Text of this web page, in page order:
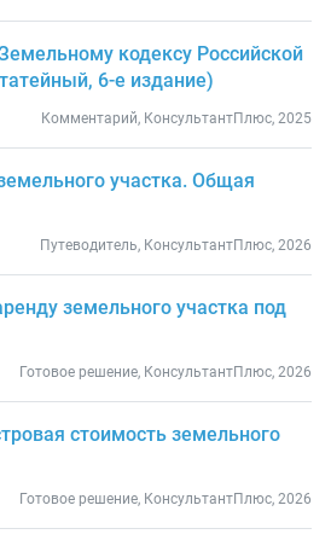
кодексу Российской
6-е издание)
Комментарий, КонсультантПлюс, 2025
участка. Общая
Путеводитель, КонсультантПлюс, 2026
земельного участка под
Готовое решение, КонсультантПлюс, 2026
стоимость земельного
Готовое решение, КонсультантПлюс, 2026